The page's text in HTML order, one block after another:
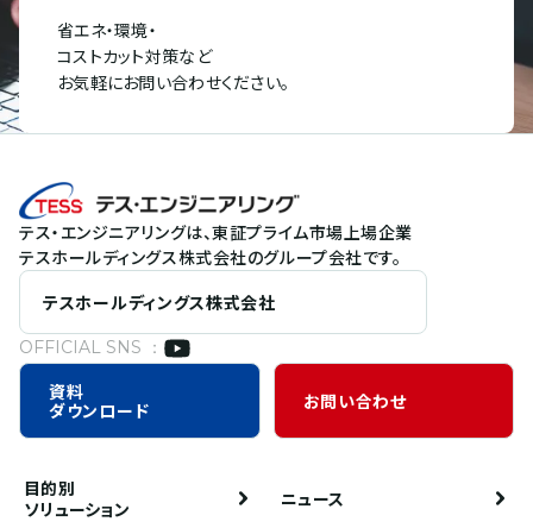
省エネ・環境・
コストカット対策など
お気軽にお問い合わせください。
テス・エンジニアリングは、東証プライム市場上場企業
テスホールディングス株式会社のグループ会社です。
テスホールディングス株式会社
OFFICIAL SNS ：
資料
ダウンロード
お問い合わせ
目的別
ソリューション
ニュース